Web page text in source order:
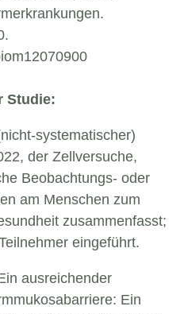
Studie:
systematischer)
der Zellversuche,
Beobachtungs- oder
am Menschen zum
zusammenfasst;
eingeführt.
ausreichender
Ein